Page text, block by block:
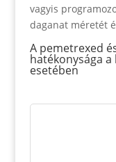
vagyis
daganat méretét
A pemetrexed
hatékonysága
esetében